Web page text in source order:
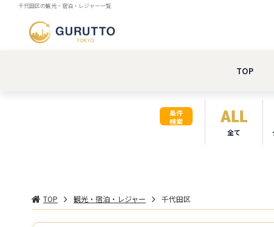
千代田区の観光・宿泊・レジャー一覧
TOP
条件
検索
全て
TOP 観光・宿泊・レジャー 千代田区